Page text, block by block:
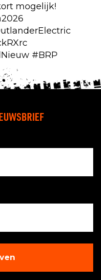
mogelijk!
#BRP